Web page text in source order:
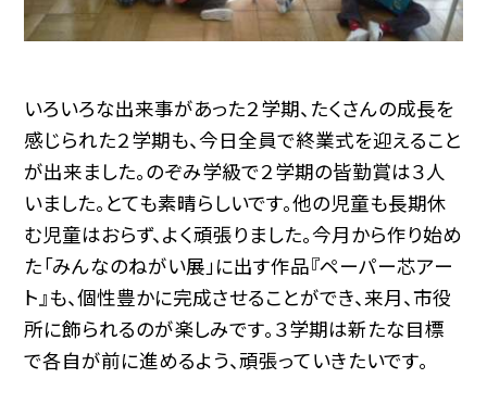
いろいろな出来事があった２学期、たくさんの成長を
感じられた２学期も、今日全員で終業式を迎えること
が出来ました。のぞみ学級で２学期の皆勤賞は３人
いました。とても素晴らしいです。他の児童も長期休
む児童はおらず、よく頑張りました。今月から作り始め
た「みんなのねがい展」に出す作品『ペーパー芯アー
ト』も、個性豊かに完成させることができ、来月、市役
所に飾られるのが楽しみです。３学期は新たな目標
で各自が前に進めるよう、頑張っていきたいです。